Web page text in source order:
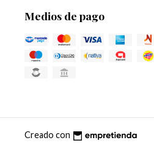
Medios de pago
Creado con